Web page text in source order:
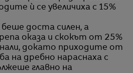
ѝ се увеличиха с 15%
доста силен, a
оказа и скокът от 25%
докато приходите от
на дребно нараснаха с
главно на